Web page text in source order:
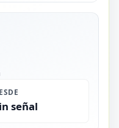
señal